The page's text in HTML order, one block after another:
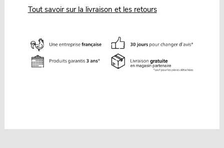
Tout savoir sur la livraison et les retours